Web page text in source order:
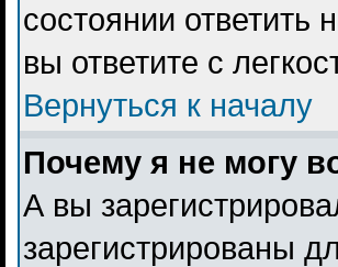
состоянии
вы ответите с
Вернуться к началу
Почему я не могу
А вы
зарегистрированы